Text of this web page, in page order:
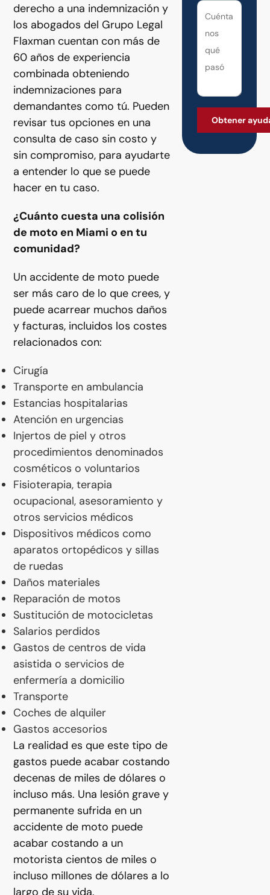
derecho a una indemnización y
los abogados del Grupo Legal
Flaxman cuentan con más de
60 años de experiencia
combinada obteniendo
indemnizaciones para
demandantes como tú. Pueden
revisar tus opciones en una
consulta de caso sin costo y
sin compromiso, para ayudarte
a entender lo que se puede
hacer en tu caso.
¿Cuánto cuesta una colisión
de moto en Miami o en tu
comunidad?
Un accidente de moto puede
ser más caro de lo que crees, y
puede acarrear muchos daños
y facturas, incluidos los costes
relacionados con:
Cirugía
Transporte en ambulancia
Estancias hospitalarias
Atención en urgencias
Injertos de piel y otros
procedimientos denominados
cosméticos o voluntarios
Fisioterapia, terapia
ocupacional, asesoramiento y
otros servicios médicos
Dispositivos médicos como
aparatos ortopédicos y sillas
de ruedas
Daños materiales
Reparación de motos
Sustitución de motocicletas
Salarios perdidos
Gastos de centros de vida
asistida o servicios de
enfermería a domicilio
Transporte
Coches de alquiler
Gastos accesorios
La realidad es que este tipo de
gastos puede acabar costando
decenas de miles de dólares o
incluso más. Una lesión grave y
permanente sufrida en un
accidente de moto puede
acabar costando a un
motorista cientos de miles o
incluso millones de dólares a lo
largo de su vida.